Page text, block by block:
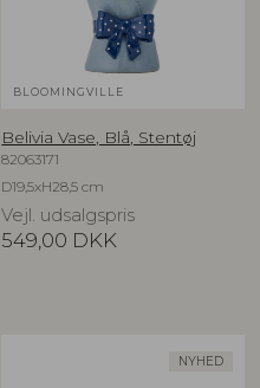
BLOOMINGVILLE
Belivia Vase, Blå, Stentøj
82063171
D19,5xH28,5 cm
Vejl. udsalgspris
549,00 DKK
NYHED